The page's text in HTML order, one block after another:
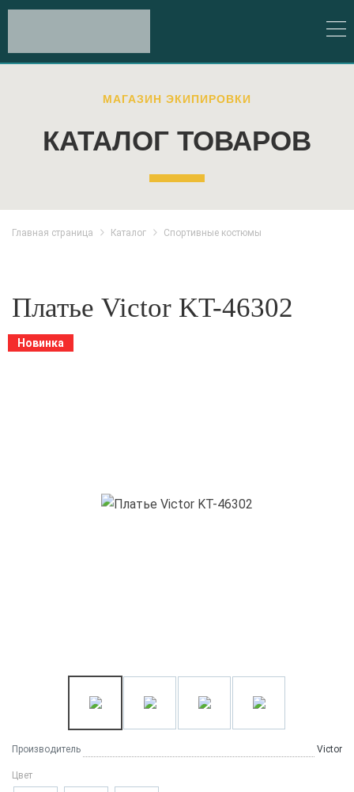
МАГАЗИН ЭКИПИРОВКИ
КАТАЛОГ ТОВАРОВ
Главная страница Каталог Спортивные костюмы
Платье Victor KT-46302
Новинка
Производитель Victor
Цвет